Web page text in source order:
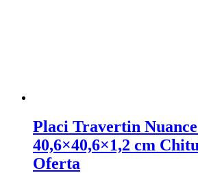
Placi Travertin
40,6×40,6×1,2 cm
Oferta